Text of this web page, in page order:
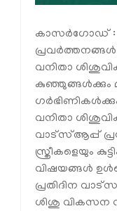
കാസര്‍ഗോഡ് :
പ്രവര്‍ത്തനങ്ങള്‍
വനിതാ
കുഞ്ഞുങ്ങള്‍ക്കും
വനിതാ
വാട്‌സ്ആപ്പ്
സ്ത്രീകളെയും
വിഷയങ്ങള്‍
പ്രതിദിന
ശിശു വികസന